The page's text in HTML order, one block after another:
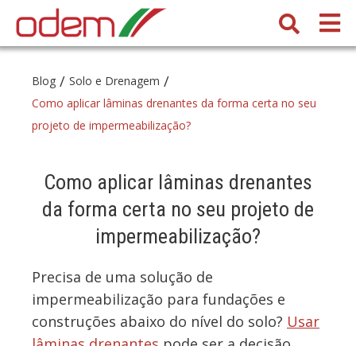
Blog / Solo e Drenagem /
Como aplicar lâminas drenantes da forma certa no seu
projeto de impermeabilização?
Como aplicar lâminas drenantes
da forma certa no seu projeto de
impermeabilização?
Precisa de uma solução de
impermeabilização para fundações e
construções abaixo do nível do solo? Usar